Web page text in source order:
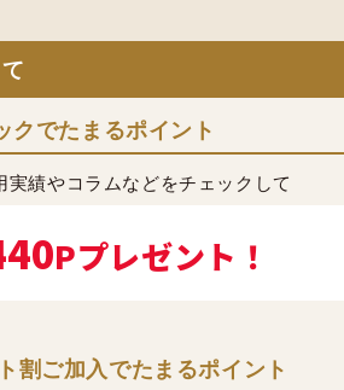
クでたまるポイント
実績やコラムなどをチェックして
Pプレゼント！
割ご加入でたまるポイント